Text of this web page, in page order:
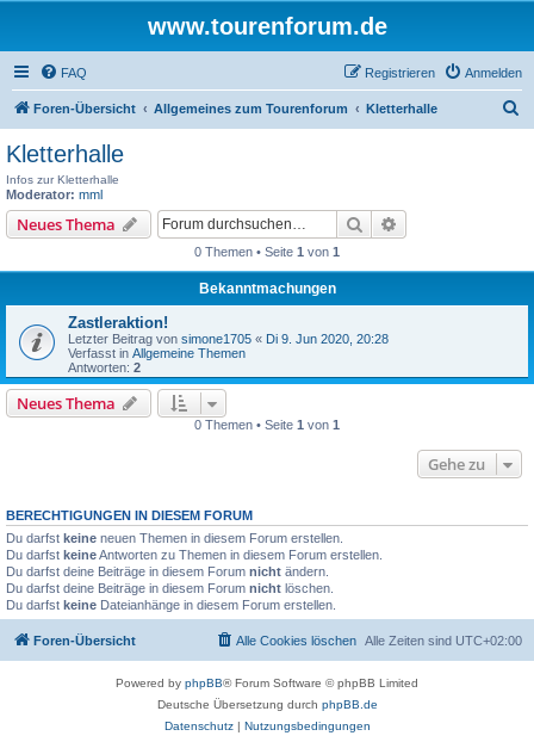
www.tourenforum.de
FAQ Anmelden
Registrieren
Foren-Übersicht Allgemeines zum Tourenforum Kletterhalle
Kletterhalle
Infos zur Kletterhalle
Moderator: mml
Neues Thema Suche
0 Themen • Seite 1 von 1
Bekanntmachungen
Zastleraktion!
Letzter Beitrag von simone1705 « Di 9. Jun 2020, 20:28
Verfasst in Allgemeine Themen
Antworten: 2
Neues Thema
0 Themen • Seite 1 von 1
Gehe zu
BERECHTIGUNGEN IN DIESEM FORUM
Du darfst keine neuen Themen in diesem Forum erstellen.
Du darfst keineAntworten zu Themen in diesem Forum erstellen.
Du darfst deine Beiträge in diesem Forum nicht ändern.
Du darfst deine Beiträge in diesem Forum nicht löschen.
Du darfst keine Dateianhänge in diesem Forum erstellen.
Foren-Übersicht Alle Zeiten sind UTC+02:00
Alle Cookies löschen
Powered by phpBB® Forum Software © phpBB Limited
Deutsche Übersetzung durch phpBB.de
Datenschutz| Nutzungsbedingungen